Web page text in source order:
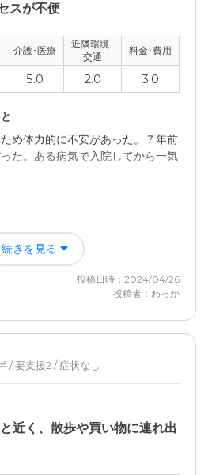
スが不便
介護･医療
近隣環境･
交通
料金･費用
5.0 2.0 3.0
め体力的に不安があった。７年前
た。ある病気で入院してから一気
負担を解消することができた。私
変だったが限界であったためにそ
た。
者の雰囲気について
くれる対応など非常に満足であっ
、やってくれた。
続きを見る
投稿日時：2024/04/26
投稿者：わっか
/ 要支援2 / 症状なし
近く、散歩や買い物に連れ出